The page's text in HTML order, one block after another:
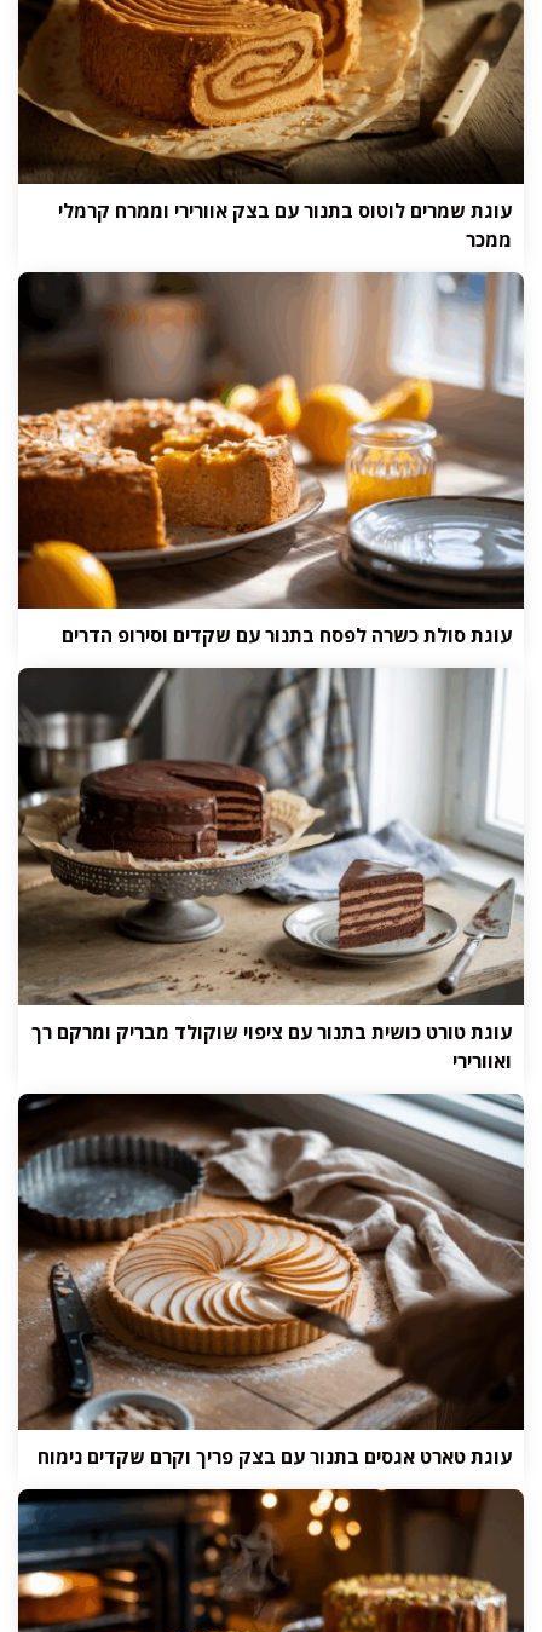
עוגת שמרים לוטוס בתנור עם בצק אוורירי וממרח קרמלי
ממכר
עוגת סולת כשרה לפסח בתנור עם שקדים וסירופ הדרים
עוגת טורט כושית בתנור עם ציפוי שוקולד מבריק ומרקם רך
ואוורירי
עוגת טארט אגסים בתנור עם בצק פריך וקרם שקדים נימוח